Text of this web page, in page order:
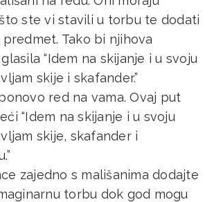
ste vi stavili u torbu te dodati
predmet. Tako bi njihova
“Idem na skijanje i u svoju
skije i skafander.”
red na vama. Ovaj put
“Idem na skijanje i u svoju
skije, skafander i
zajedno s mališanima dodajte
torbu dok god mogu